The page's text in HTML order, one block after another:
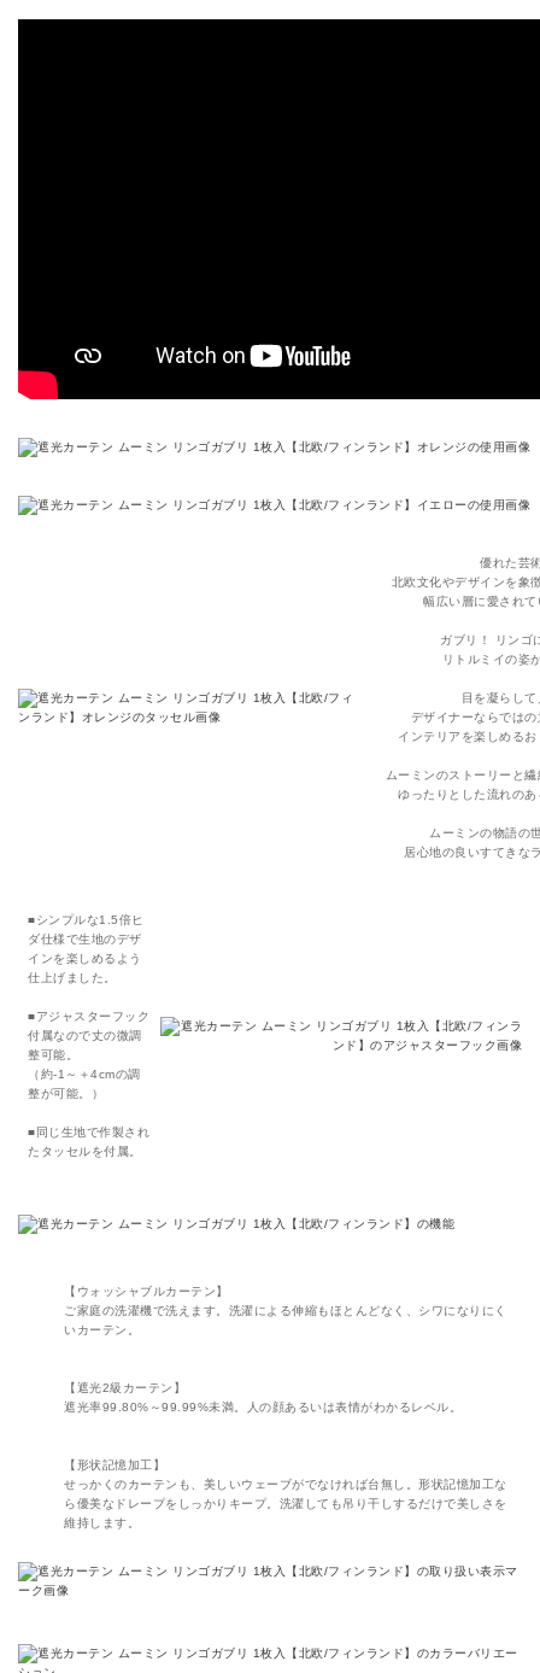
優れた芸
北欧文化やデザインを象
幅広い層に愛され
ガブリ！ リンゴ
リトルミイの姿
目を凝らし
デザイナーならでは
インテリアを楽しめる
ムーミンのストーリーと
ゆったりとした流れの
ムーミンの物語の
居心地の良いすてきな
■シンプルな1.5倍ヒ
ダ仕様で生地のデザ
インを楽しめるよう
仕上げました。
■アジャスターフック
付属なので丈の微調
整可能。
（約-1～＋4cmの調
整が可能。）
■同じ生地で作製され
たタッセルを付属。
【ウォッシャブルカーテン】
ご家庭の洗濯機で洗えます。洗濯による伸縮もほとんどなく、シワになりにく
いカーテン。
【遮光2級カーテン】
遮光率99.80%～99.99%未満。人の顔あるいは表情がわかるレベル。
【形状記憶加工】
せっかくのカーテンも、美しいウェーブがでなければ台無し。形状記憶加工な
ら優美なドレープをしっかりキープ。洗濯しても吊り干しするだけで美しさを
維持します。